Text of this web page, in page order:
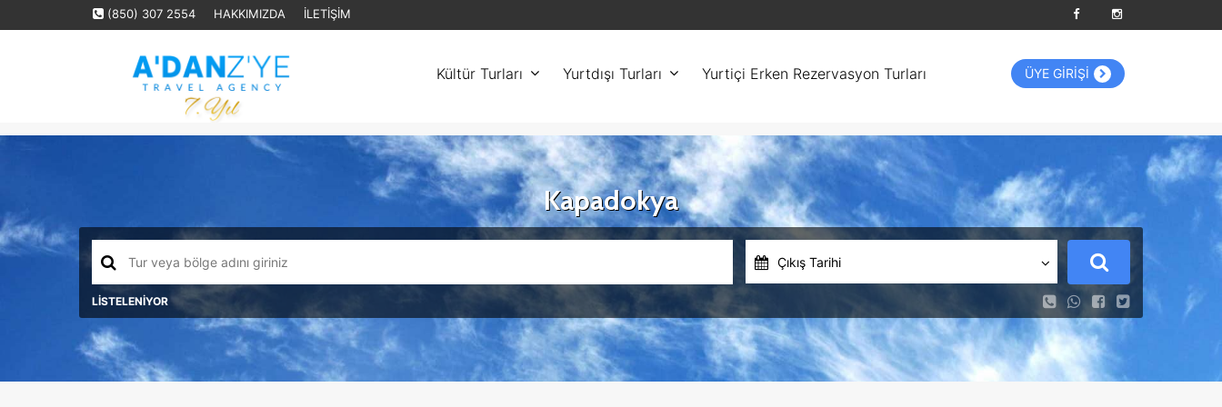
(850) 307 2554 HAKKIMIZDA İLETİŞİM
Kültür Turları Yurtdışı Turları Yurtiçi Erken Rezervasyon Turları ÜYE GİRİŞİ
Kapadokya
Çıkış Tarihi
LİSTELENİYOR